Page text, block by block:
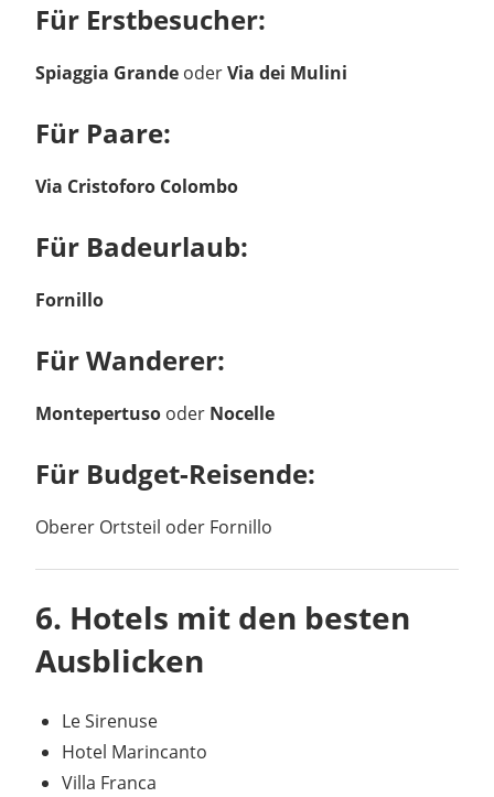
Für Erstbesucher:
Spiaggia Grande oderVia dei Mulini
Für Paare:
Via Cristoforo Colombo
Für Badeurlaub:
Fornillo
Für Wanderer:
Montepertuso oder Nocelle
Für Budget-Reisende:
Oberer Ortsteil oder Fornillo
6. Hotels mit den besten
Ausblicken
Le Sirenuse
Hotel Marincanto
Villa Franca